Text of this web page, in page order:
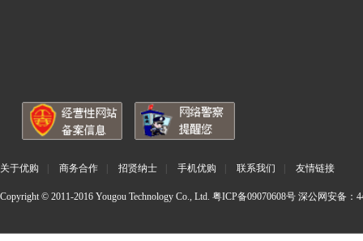
关于优购 商务合作 招贤纳士 手机优购 联系我们 友情链接
Copyright © 2011-2016 Yougou Technology Co., Ltd. 粤ICP备09070608号 深公网安备：